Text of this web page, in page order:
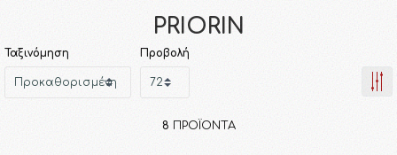
PRIORIN
Ταξινόμηση Προβολή
8 ΠΡΟΪΌΝΤΑ